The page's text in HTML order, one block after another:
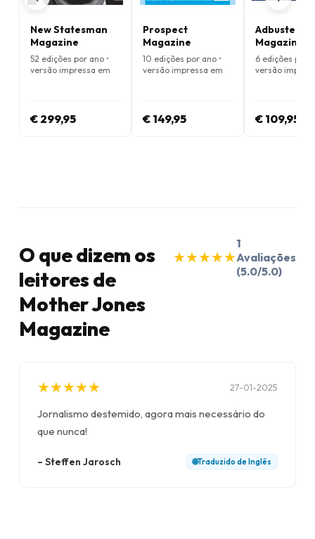
New Statesman
Magazine
52 edições por ano •
versão impressa em
€ 299,95
Prospect
Magazine
10 edições por ano •
versão impressa em
€ 149,95
Adbusters
Magazine
6 edições por
versão
€ 109,95
O que dizem os
leitores de
Mother Jones
Magazine
★
★★
★★
★★
★★
★
1
Avaliações
(5.0/5.0)
★
★★
★★
★★
★★
★ 27-01-2025
Jornalismo destemido, agora mais necessário do
que nunca!
– Steffen Jarosch 🌐Traduzido de Inglês